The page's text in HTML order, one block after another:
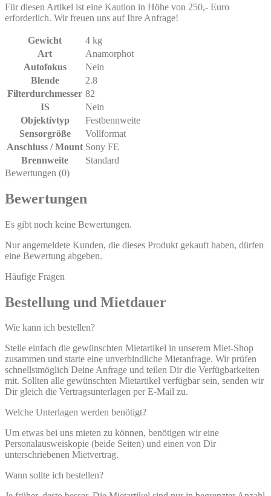
Für diesen Artikel ist eine Kaution in Höhe von 250,- Euro
erforderlich. Wir freuen uns auf Ihre Anfrage!
Gewicht
4 kg
Art
Anamorphot
Autofokus
Nein
Blende
2.8
Filterdurchmesser 82
IS
Nein
Objektivtyp
Festbennweite
Sensorgröße
Vollformat
Anschluss / Mount Sony FE
Brennweite
Standard
Bewertungen (0)
Bewertungen
Es gibt noch keine Bewertungen.
Nur angemeldete Kunden, die dieses Produkt gekauft haben, dürfen
eine Bewertung abgeben.
Häufige Fragen
Bestellung und Mietdauer
Wie kann ich bestellen?
Stelle einfach die gewünschten Mietartikel in unserem Miet-Shop
zusammen und starte eine unverbindliche Mietanfrage. Wir prüfen
schnellstmöglich Deine Anfrage und teilen Dir die Verfügbarkeiten
mit. Sollten alle gewünschten Mietartikel verfügbar sein, senden wir
Dir gleich die Vertragsunterlagen per E-Mail zu.
Welche Unterlagen werden benötigt?
Um etwas bei uns mieten zu können, benötigen wir eine
Personalausweiskopie (beide Seiten) und einen von Dir
unterschriebenen Mietvertrag.
Wann sollte ich bestellen?